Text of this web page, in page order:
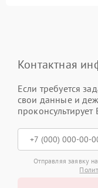
Контактная
Если требуется
свои данные и
проконсультирует
Отправляя заявку